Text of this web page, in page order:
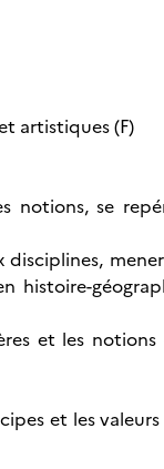
artistiques (F)
notions, se
disciplines,
histoire-
et les notions
et les